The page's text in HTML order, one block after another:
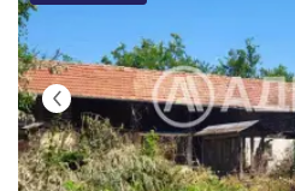
Регистрация